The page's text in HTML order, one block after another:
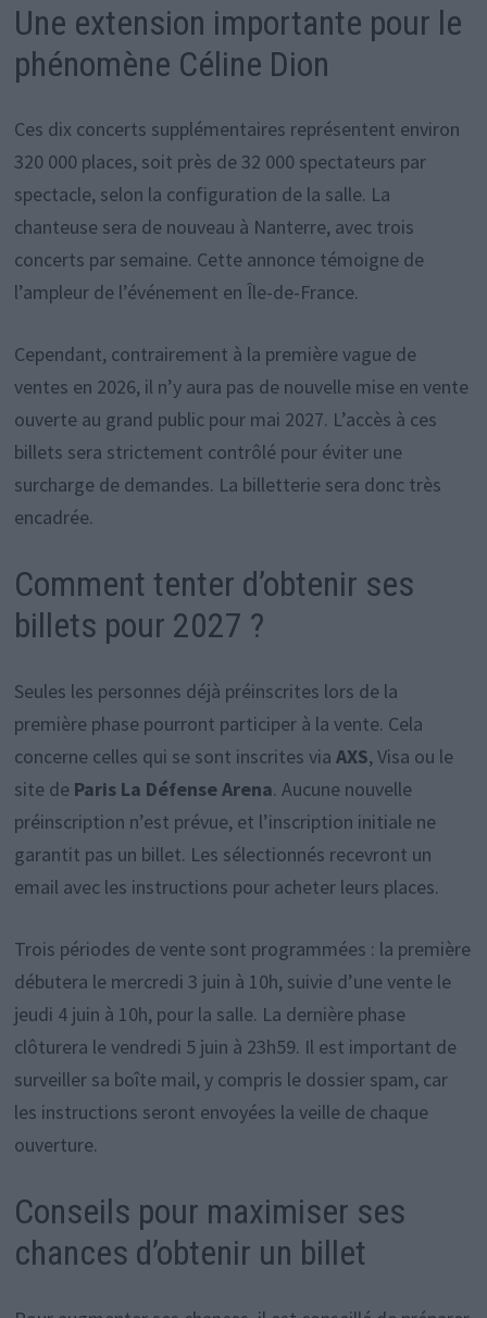
Une extension importante pour le
phénomène Céline Dion
Ces dix concerts supplémentaires représentent environ
320 000 places, soit près de 32 000 spectateurs par
spectacle, selon la configuration de la salle. La
chanteuse sera de nouveau à Nanterre, avec trois
concerts par semaine. Cette annonce témoigne de
l’ampleur de l’événement en Île-de-France.
Cependant, contrairement à la première vague de
ventes en 2026, il n’y aura pas de nouvelle mise en vente
ouverte au grand public pour mai 2027. L’accès à ces
billets sera strictement contrôlé pour éviter une
surcharge de demandes. La billetterie sera donc très
encadrée.
Comment tenter d’obtenir ses
billets pour 2027 ?
Seules les personnes déjà préinscrites lors de la
première phase pourront participer à la vente. Cela
concerne celles qui se sont inscrites via AXS, Visa ou le
site de Paris La Défense Arena. Aucune nouvelle
préinscription n’est prévue, et l’inscription initiale ne
garantit pas un billet. Les sélectionnés recevront un
email avec les instructions pour acheter leurs places.
Trois périodes de vente sont programmées : la première
débutera le mercredi 3 juin à 10h, suivie d’une vente le
jeudi 4 juin à 10h, pour la salle. La dernière phase
clôturera le vendredi 5 juin à 23h59. Il est important de
surveiller sa boîte mail, y compris le dossier spam, car
les instructions seront envoyées la veille de chaque
ouverture.
Conseils pour maximiser ses
chances d’obtenir un billet